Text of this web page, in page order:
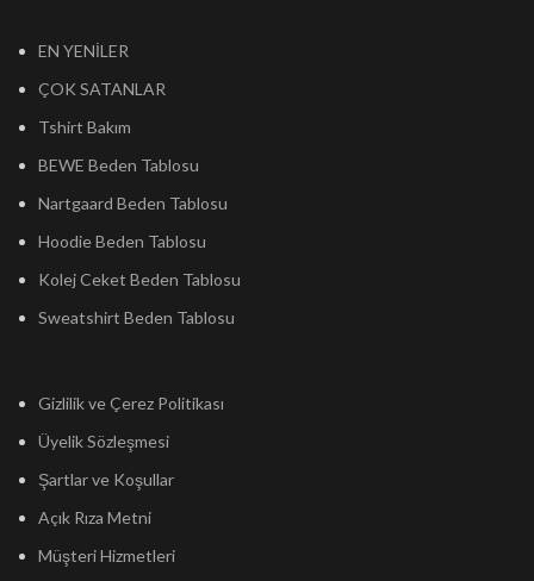
EN YENİLER
ÇOK SATANLAR
Tshirt Bakım
BEWE Beden Tablosu
Nartgaard Beden Tablosu
Hoodie Beden Tablosu
Kolej Ceket Beden Tablosu
Sweatshirt Beden Tablosu
Gizlilik ve Çerez Politikası
Üyelik Sözleşmesi
Şartlar ve Koşullar
Açık Rıza Metni
Müşteri Hizmetleri